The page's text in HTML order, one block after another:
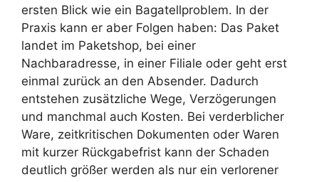
ersten Blick wie ein Bagatellproblem. In der
Praxis kann er aber Folgen haben: Das Paket
landet im Paketshop, bei einer
Nachbaradresse, in einer Filiale oder geht erst
einmal zurück an den Absender. Dadurch
entstehen zusätzliche Wege, Verzögerungen
und manchmal auch Kosten. Bei verderblicher
Ware, zeitkritischen Dokumenten oder Waren
mit kurzer Rückgabefrist kann der Schaden
deutlich größer werden als nur ein verlorener